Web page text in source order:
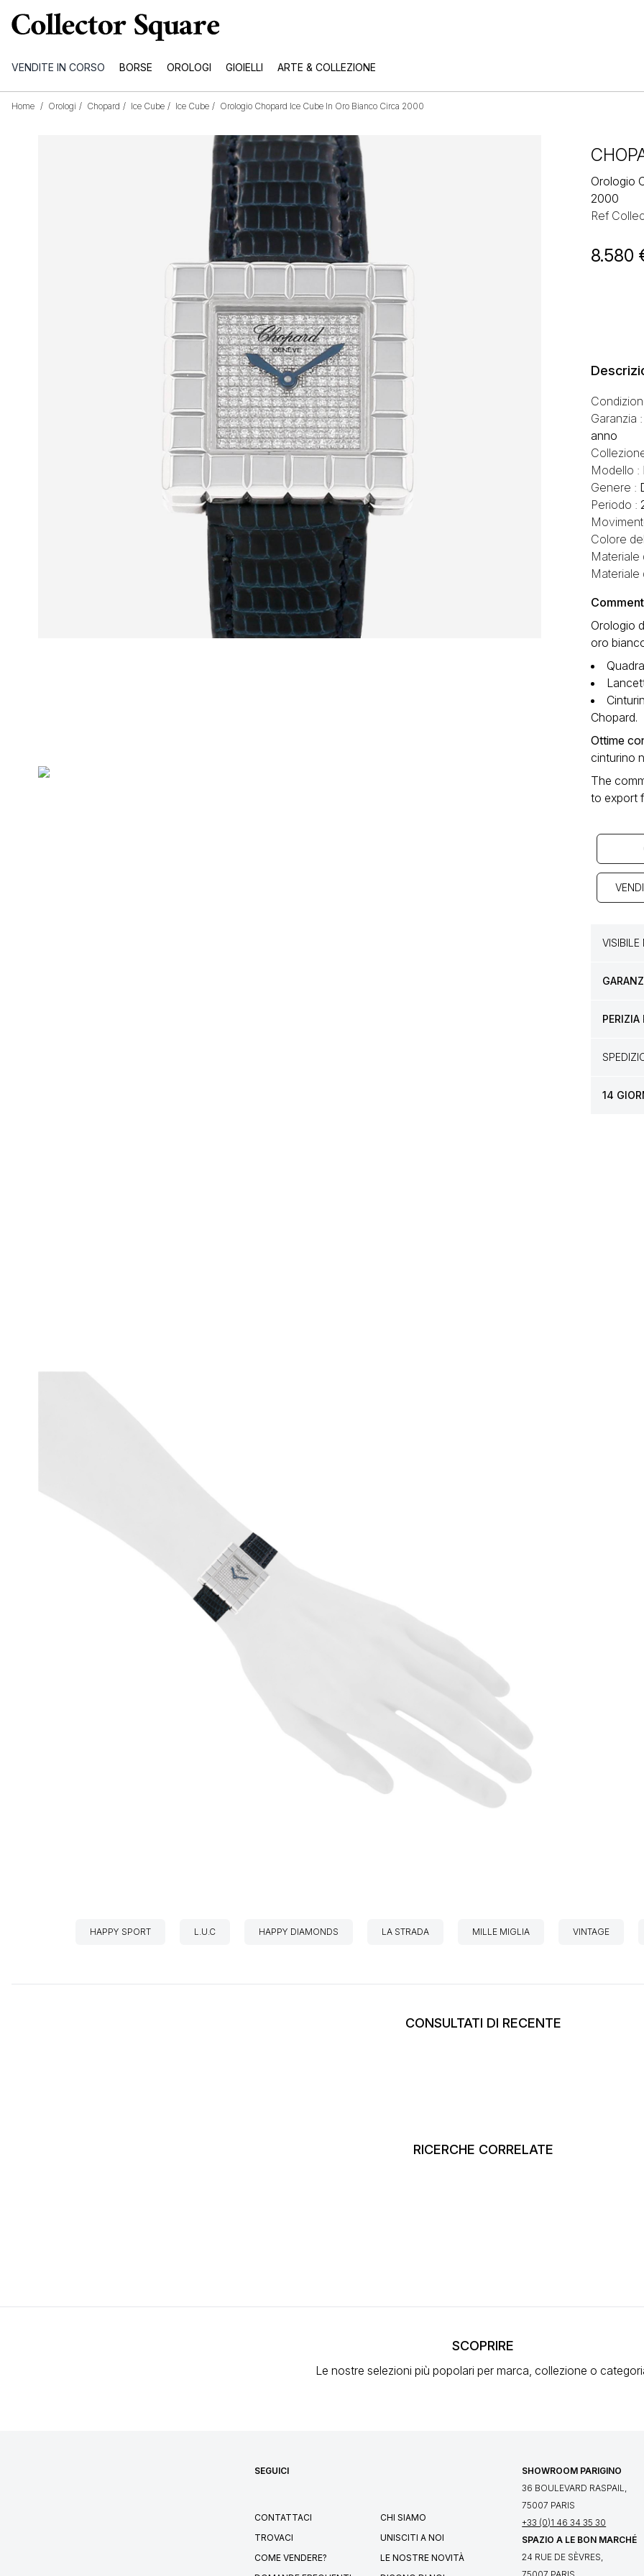
VENDITE IN CORSO BORSE OROLOGI GIOIELLI ARTE & COLLEZIONE
Home / Orologi / Chopard / Ice Cube / Ice Cube / Orologio Chopard Ice Cube In Oro Bianco Circa 2000
Orologio
2000
Ref
8.580
Garanzia :
anno
Modello :
Genere :
Periodo :
Colore
Materiale
Materiale
Orologio
oro
Chopard.
Ottime
cinturino
The
to export
VISIBILE
PERIZIA
14
HAPPY SPORT L.U.C HAPPY DIAMONDS LA STRADA MILLE MIGLIA VINTAGE
CONSULTATI DI RECENTE
RICERCHE CORRELATE
SCOPRIRE
Le nostre selezioni più popolari per marca, collezione o
SEGUICI
CONTATTACI
TROVACI
COME VENDERE?
CHI SIAMO
UNISCITI A NOI
LE NOSTRE NOVITÀ
SHOWROOM PARIGINO
36 BOULEVARD RASPAIL,
75007 PARIS
+33 (0)1 46 34 35 30
SPAZIO A LE BON MARCHÉ
24 RUE DE SÈVRES,